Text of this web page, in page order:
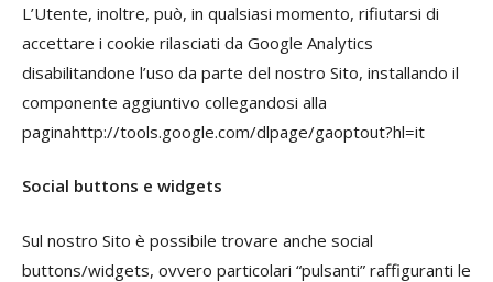
L’Utente, inoltre, può, in qualsiasi momento, rifiutarsi di
accettare i cookie rilasciati da Google Analytics
disabilitandone l’uso da parte del nostro Sito, installando il
componente aggiuntivo collegandosi alla
paginahttp://tools.google.com/dlpage/gaoptout?hl=it
Social buttons e widgets
Sul nostro Sito è possibile trovare anche social
buttons/widgets, ovvero particolari “pulsanti” raffiguranti le